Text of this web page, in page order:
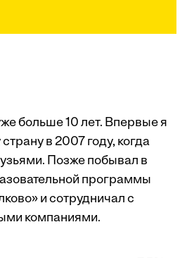
больше 10 лет. Впервые я
в 2007 году, когда
Позже побывал в
программы
и сотрудничал с
компаниями.